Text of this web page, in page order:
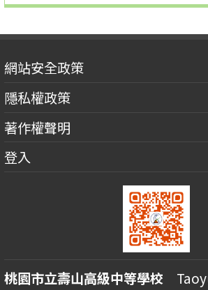
網站安全政策
隱私權政策
著作權聲明
登入
桃園市立壽山高級中等學校